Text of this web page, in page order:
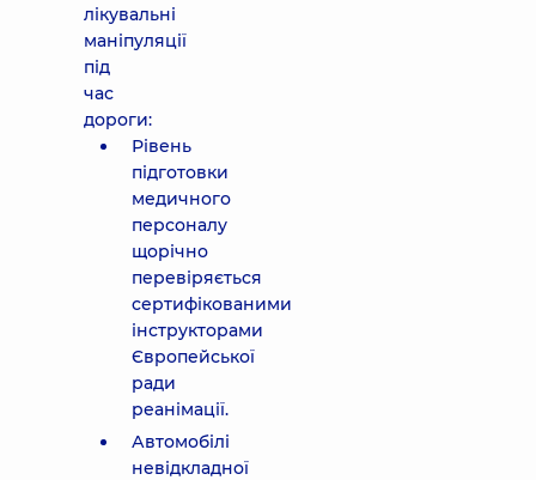
лікувальні
маніпуляції
під
час
дороги:
Рівень
підготовки
медичного
персоналу
щорічно
перевіряється
сертифікованими
інструкторами
Європейської
ради
реанімації.
Автомобілі
невідкладної